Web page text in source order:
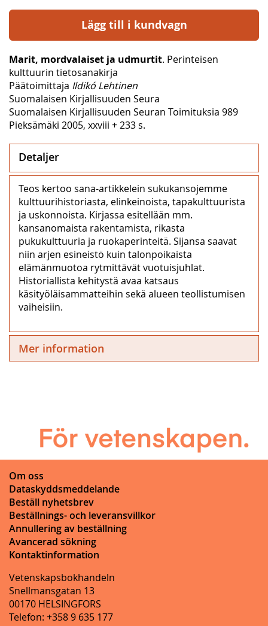
Lägg till i kundvagn
Marit, mordvalaiset ja udmurtit. Perinteisen
kulttuurin tietosanakirja
Päätoimittaja Ildikó Lehtinen
Suomalaisen Kirjallisuuden Seura
Suomalaisen Kirjallisuuden Seuran Toimituksia 989
Pieksämäki 2005, xxviii + 233 s.
Detaljer
Teos kertoo sana-artikkelein sukukansojemme
kulttuurihistoriasta, elinkeinoista, tapakulttuurista
ja uskonnoista. Kirjassa esitellään mm.
kansanomaista rakentamista, rikasta
pukukulttuuria ja ruokaperinteitä. Sijansa saavat
niin arjen esineistö kuin talonpoikaista
elämänmuotoa rytmittävät vuotuisjuhlat.
Historiallista kehitystä avaa katsaus
käsityöläisammatteihin sekä alueen teollistumisen
vaiheisiin.
Mer information
Om oss
Dataskyddsmeddelande
Beställ nyhetsbrev
Beställnings- och leveransvillkor
Annullering av beställning
Avancerad sökning
Kontaktinformation
Vetenskapsbokhandeln
Snellmansgatan 13
00170 HELSINGFORS
Telefon: +358 9 635 177